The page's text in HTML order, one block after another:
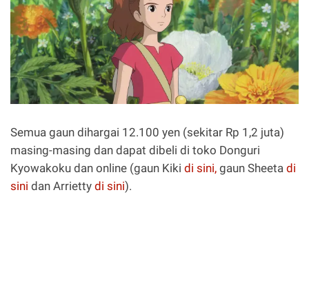
Semua gaun dihargai 12.100 yen (sekitar Rp 1,2 juta)
masing-masing dan dapat dibeli di toko Donguri
Kyowakoku dan online (gaun Kiki di sini, gaun Sheeta di
sini dan Arrietty di sini).